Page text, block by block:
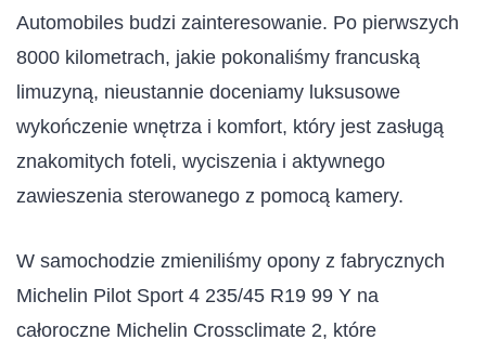
Automobiles budzi zainteresowanie. Po pierwszych
8000 kilometrach, jakie pokonaliśmy francuską
limuzyną, nieustannie doceniamy luksusowe
wykończenie wnętrza i komfort, który jest zasługą
znakomitych foteli, wyciszenia i aktywnego
zawieszenia sterowanego z pomocą kamery.
W samochodzie zmieniliśmy opony z fabrycznych
Michelin Pilot Sport 4 235/45 R19 99 Y na
całoroczne Michelin Crossclimate 2, które